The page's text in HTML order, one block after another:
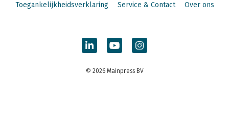
Toegankelijkheidsverklaring
Service & Contact Over ons
© 2026 Mainpress BV